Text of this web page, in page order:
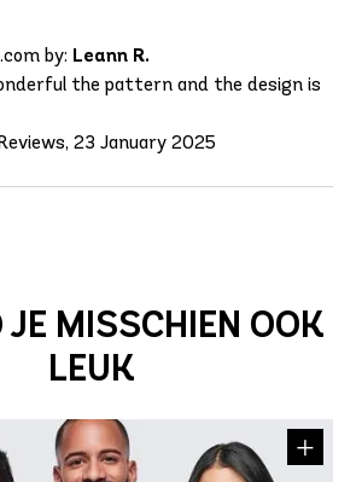
by: Leann R.
the pattern and the design is
23 January 2025
JE MISSCHIEN OOK
LEUK